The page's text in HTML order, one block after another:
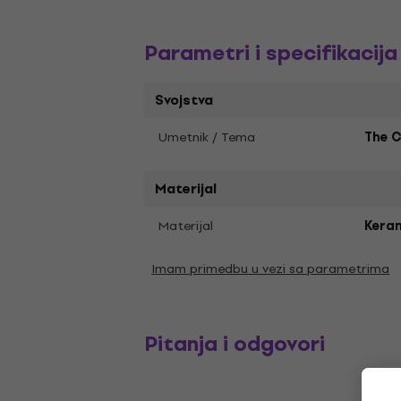
Parametri i specifikacija
Svojstva
Umetnik / Tema The
Materijal
Materijal
Imam primedbu u vezi sa parametrima
Pitanja i odgovori